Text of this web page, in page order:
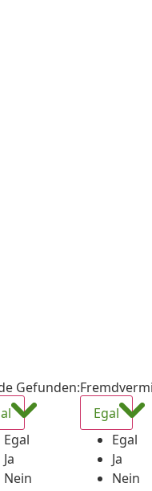
Gefunden:
Egal
Ja
Nein
Egal
Egal
Ja
Nein